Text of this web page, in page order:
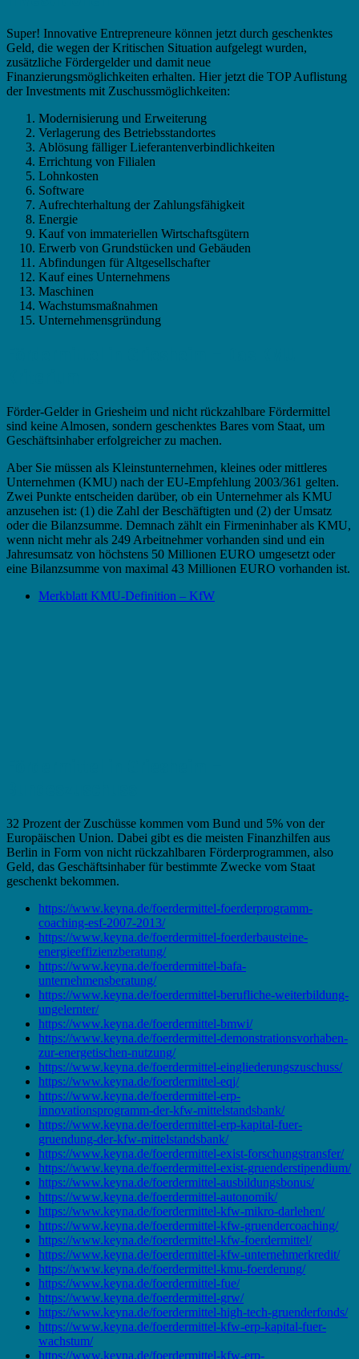
Super! Innovative Entrepreneure können jetzt durch geschenktes
Geld, die wegen der Kritischen Situation aufgelegt wurden,
zusätzliche Fördergelder und damit neue
Finanzierungsmöglichkeiten erhalten. Hier jetzt die TOP Auflistung
der Investments mit Zuschussmöglichkeiten:
Modernisierung und Erweiterung
Verlagerung des Betriebsstandortes
Ablösung fälliger Lieferantenverbindlichkeiten
Errichtung von Filialen
Lohnkosten
Software
Aufrechterhaltung der Zahlungsfähigkeit
Energie
Kauf von immateriellen Wirtschaftsgütern
Erwerb von Grundstücken und Gebäuden
Abfindungen für Altgesellschafter
Kauf eines Unternehmens
Maschinen
Wachstumsmaßnahmen
Unternehmensgründung
Förder-Gelder in Griesheim und nicht rückzahlbare Fördermittel
sind keine Almosen, sondern geschenktes Bares vom Staat, um
Geschäftsinhaber erfolgreicher zu machen.
Aber Sie müssen als Kleinstunternehmen, kleines oder mittleres
Unternehmen (KMU) nach der EU-Empfehlung 2003/361 gelten.
Zwei Punkte entscheiden darüber, ob ein Unternehmer als KMU
anzusehen ist: (1) die Zahl der Beschäftigten und (2) der Umsatz
oder die Bilanzsumme. Demnach zählt ein Firmeninhaber als KMU,
wenn nicht mehr als 249 Arbeitnehmer vorhanden sind und ein
Jahresumsatz von höchstens 50 Millionen EURO umgesetzt oder
eine Bilanzsumme von maximal 43 Millionen EURO vorhanden ist.
Merkblatt KMU-Definition – KfW
32 Prozent der Zuschüsse kommen vom Bund und 5% von der
Europäischen Union. Dabei gibt es die meisten Finanzhilfen aus
Berlin in Form von nicht rückzahlbaren Förderprogrammen, also
Geld, das Geschäftsinhaber für bestimmte Zwecke vom Staat
geschenkt bekommen.
https://www.keyna.de/foerdermittel-foerderprogramm-
coaching-esf-2007-2013/
https://www.keyna.de/foerdermittel-foerderbausteine-
energieeffizienzberatung/
https://www.keyna.de/foerdermittel-bafa-
unternehmensberatung/
https://www.keyna.de/foerdermittel-berufliche-weiterbildung-
ungelernter/
https://www.keyna.de/foerdermittel-bmwi/
https://www.keyna.de/foerdermittel-demonstrationsvorhaben-
zur-energetischen-nutzung/
https://www.keyna.de/foerdermittel-eingliederungszuschuss/
https://www.keyna.de/foerdermittel-eqj/
https://www.keyna.de/foerdermittel-erp-
innovationsprogramm-der-kfw-mittelstandsbank/
https://www.keyna.de/foerdermittel-erp-kapital-fuer-
gruendung-der-kfw-mittelstandsbank/
https://www.keyna.de/foerdermittel-exist-forschungstransfer/
https://www.keyna.de/foerdermittel-exist-gruenderstipendium/
https://www.keyna.de/foerdermittel-ausbildungsbonus/
https://www.keyna.de/foerdermittel-autonomik/
https://www.keyna.de/foerdermittel-kfw-mikro-darlehen/
https://www.keyna.de/foerdermittel-kfw-gruendercoaching/
https://www.keyna.de/foerdermittel-kfw-foerdermittel/
https://www.keyna.de/foerdermittel-kfw-unternehmerkredit/
https://www.keyna.de/foerdermittel-kmu-foerderung/
https://www.keyna.de/foerdermittel-fue/
https://www.keyna.de/foerdermittel-grw/
https://www.keyna.de/foerdermittel-high-tech-gruenderfonds/
https://www.keyna.de/foerdermittel-kfw-erp-kapital-fuer-
wachstum/
https://www.keyna.de/foerdermittel-kfw-erp-